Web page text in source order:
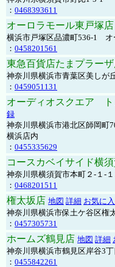
： 0468393611
オーロラモール東戸塚店
横浜市戸塚区品濃町536-1 オ
： 0458201561
東急百貨店たまプラー
神奈川県横浜市青葉区美しが
： 0459051131
オーディオスクエア ト
録
神奈川県横浜市港北区師岡
横浜店内
： 0455335629
コースカベイサイド横
神奈川県横須賀市本町２-１-
： 0468201511
権太坂店 地図 詳細 お気に
神奈川県横浜市保土ケ谷区権
： 0457305731
ホームズ鶴見店 地図 詳細
神奈川県横浜市鶴見区岸谷3
： 0455842261